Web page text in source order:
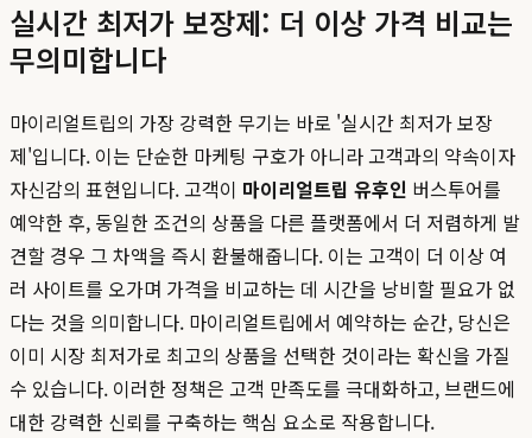
실시간 최저가 보장제: 더 이상 가격 비교는
무의미합니다
마이리얼트립의 가장 강력한 무기는 바로 '실시간 최저가 보장
제'입니다. 이는 단순한 마케팅 구호가 아니라 고객과의 약속이자
자신감의 표현입니다. 고객이 마이리얼트립 유후인 버스투어를
예약한 후, 동일한 조건의 상품을 다른 플랫폼에서 더 저렴하게 발
견할 경우 그 차액을 즉시 환불해줍니다. 이는 고객이 더 이상 여
러 사이트를 오가며 가격을 비교하는 데 시간을 낭비할 필요가 없
다는 것을 의미합니다. 마이리얼트립에서 예약하는 순간, 당신은
이미 시장 최저가로 최고의 상품을 선택한 것이라는 확신을 가질
수 있습니다. 이러한 정책은 고객 만족도를 극대화하고, 브랜드에
대한 강력한 신뢰를 구축하는 핵심 요소로 작용합니다.